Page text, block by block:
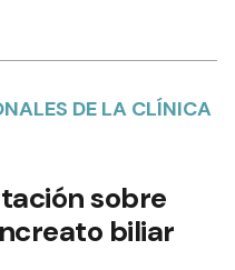
DE LA CLÍNICA
sobre
biliar